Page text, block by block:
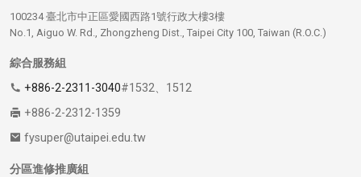
100234 臺北市中正區愛國西路1號行政大樓3樓
No.1, Aiguo W. Rd., Zhongzheng Dist., Taipei City 100, Taiwan (R.O.C.)
綜合服務組
+886-2-2311-3040#1532、1512
+886-2-2312-1359
fysuper@utaipei.edu.tw
分區進修推廣組